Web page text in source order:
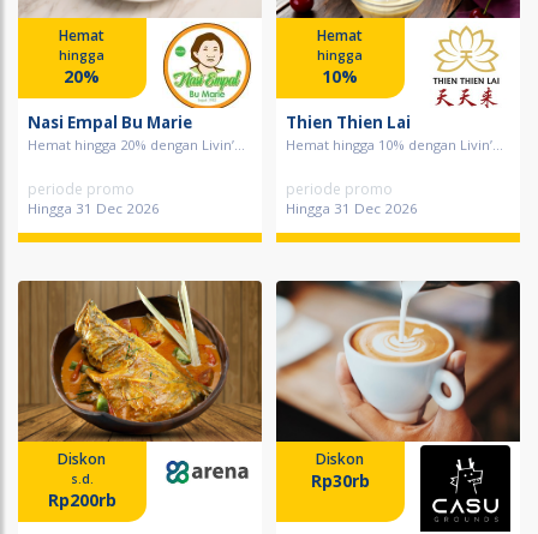
Hemat
hingga
20%
Nasi Empal Bu Marie
Hemat hingga 20% dengan Livin’...
periode promo
Hingga 31 Dec 2026
Hemat
hingga
10%
Thien Thien Lai
Hemat hingga 10% dengan Livin’...
periode promo
Hingga 31 Dec 2026
Diskon
s.d.
Rp200rb
Diskon
Rp30rb